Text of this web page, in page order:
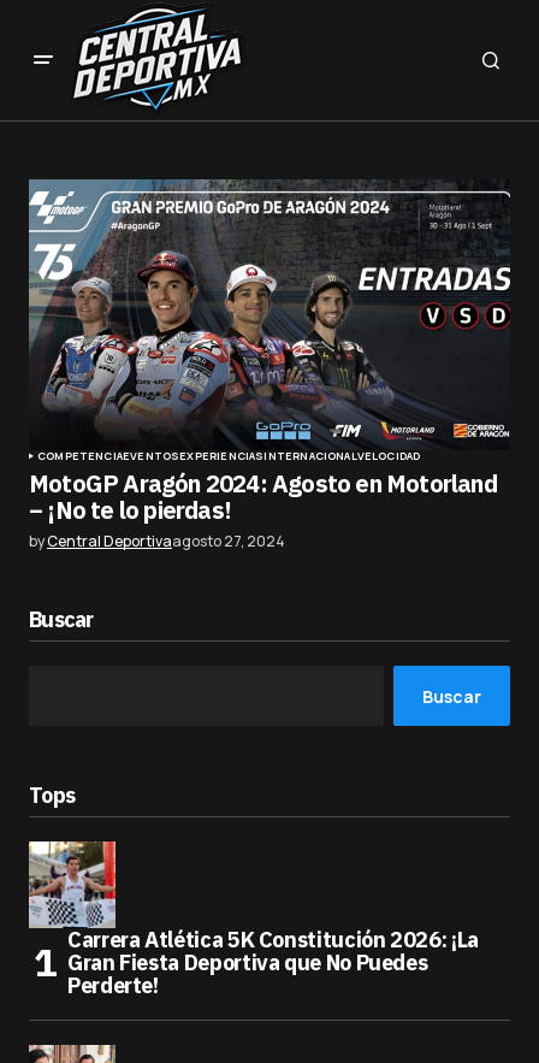
COMPETENCIAEVENTOSEXPERIENCIASINTERNACIONALVELOCIDAD
MotoGP Aragón 2024: Agosto en Motorland
– ¡No te lo pierdas!
byCentral Deportivaagosto 27, 2024
Buscar
Buscar
Tops
Carrera Atlética 5K Constitución 2026: ¡La
Gran Fiesta Deportiva que No Puedes
Perderte!